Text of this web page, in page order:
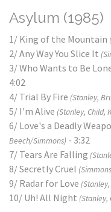
Asylum (1985)
1/ King of the Mountain
2/ Any Way You Slice It
3/ Who Wants to Be
4:02
4/ Trial By Fire (Stanley,
5/ I'm Alive (Stanley, Child,
6/ Love's a Deadly
Beech/Simmons) - 3:32
7/ Tears Are Falling
8/ Secretly Cruel
9/ Radar for Love
10/ Uh! All Night (Stanley,